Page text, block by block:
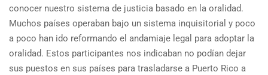
conocer nuestro sistema de justicia basado en la oralidad.
Muchos países operaban bajo un sistema inquisitorial y poco
a poco han ido reformando el andamiaje legal para adoptar la
oralidad. Estos participantes nos indicaban no podían dejar
sus puestos en sus países para trasladarse a Puerto Rico a